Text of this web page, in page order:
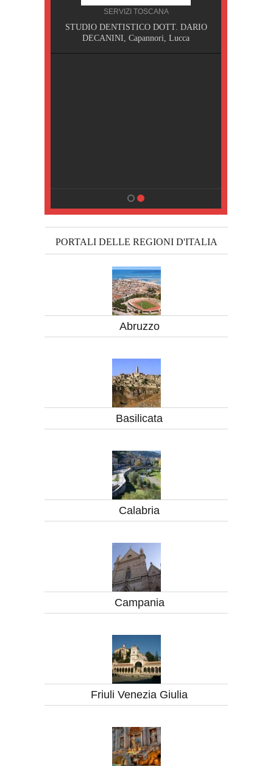
SERVIZI TOSCANA
STUDIO DENTISTICO DOTT. DARIO
DECANINI, Capannori, Lucca
PORTALI DELLE REGIONI D'ITALIA
Abruzzo
Basilicata
Calabria
Campania
Friuli Venezia Giulia